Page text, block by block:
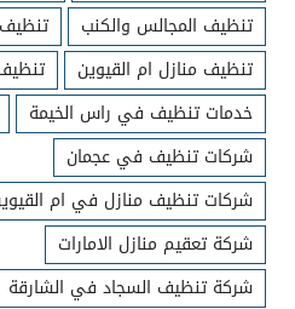
تنظيف المجالس والكنب
تنظيف منازل ام القيوين
خدمات تنظيف في راس الخيمة
شركات تنظيف في عجمان
شركات تنظيف منازل في ام
شركة تعقيم منازل الامارات
شركة تنظيف السجاد في الشارقة